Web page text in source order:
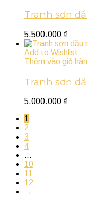
Tranh sơn
5.500.000 ₫
Add to Wishlist
Thêm vào giỏ
Tranh sơn
5.000.000 ₫
1
2
3
4
…
10
11
12
→